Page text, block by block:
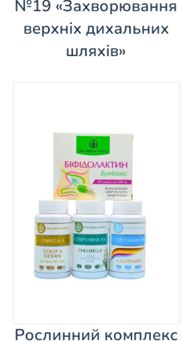
№19 «Захворювання
верхніх дихальних
шляхів»
Рослинний комплекс